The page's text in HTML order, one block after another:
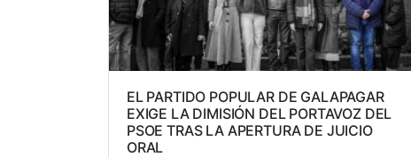
EL PARTIDO POPULAR DE GALAPAGAR
EXIGE LA DIMISIÓN DEL PORTAVOZ DEL
PSOE TRAS LA APERTURA DE JUICIO
ORAL